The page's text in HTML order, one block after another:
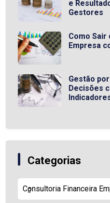
e
Gestores
Como Sair
Empresa
Gestão
Decisões
Categorias
Consultoria Financeira